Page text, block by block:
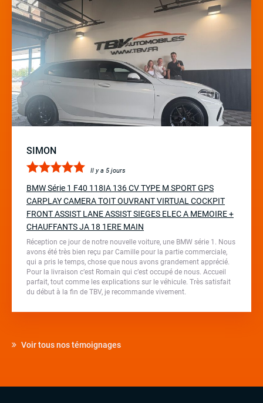
SIMON
Il y a 5 jours
BMW Série 1 F40 118IA 136 CV TYPE M SPORT GPS
CARPLAY CAMERA TOIT OUVRANT VIRTUAL COCKPIT
FRONT ASSIST LANE ASSIST SIEGES ELEC A MEMOIRE +
CHAUFFANTS JA 18 1ERE MAIN
Réception ce jour de notre nouvelle voiture, une BMW série 1. Nous
avons été très bien reçu par Camille pour la partie commerciale,
qui a pris le temps, chose que nous avons grandement apprécié.
Pour la livraison c’est Romain qui c’est occupé de nous. Accueil
parfait, tout comme les explications sur le véhicule. Très satisfait
du début à la fin de TBV, je recommande vivement.
Voir tous nos témoignages